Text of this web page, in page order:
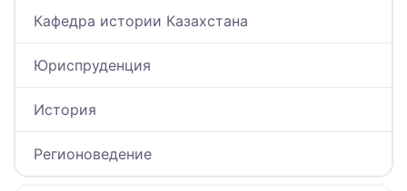
Кафедра истории Казахстана
Юриспруденция
История
Регионоведение